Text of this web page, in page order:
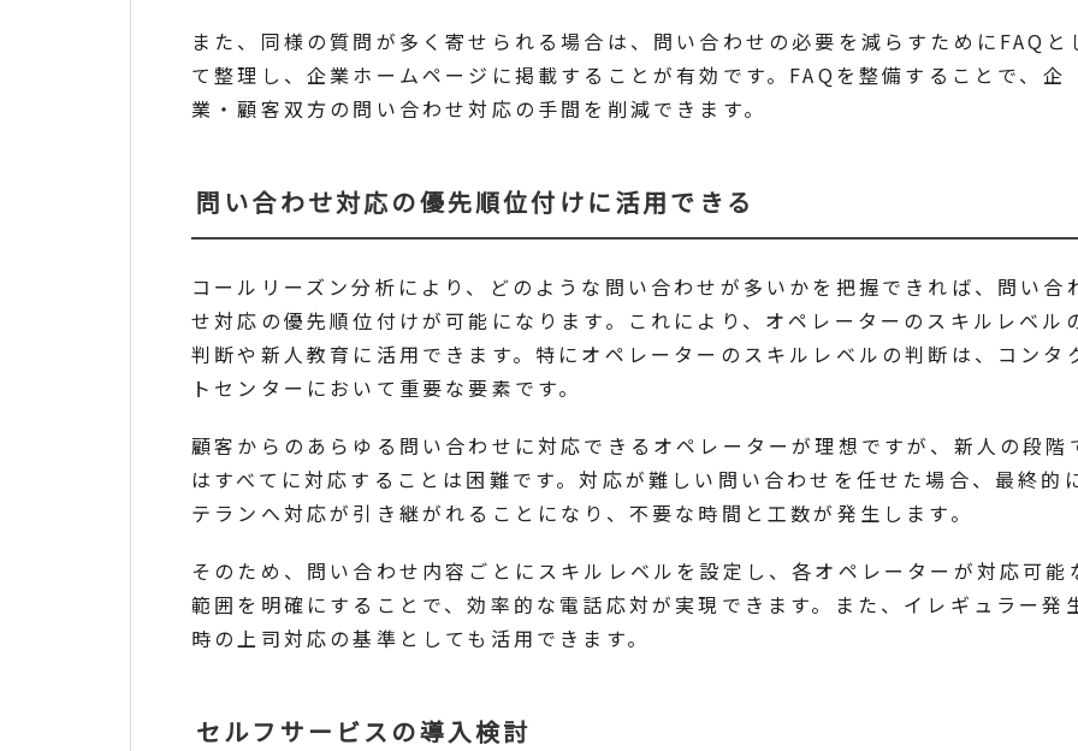
また、同様の質問が多く寄せられる場合は、問い合わせの必要を減らすためにFAQと
て整理し、企業ホームページに掲載することが有効です。FAQを整備することで、企
業・顧客双方の問い合わせ対応の手間を削減できます。
問い合わせ対応の優先順位付けに活用できる
コールリーズン分析により、どのような問い合わせが多いかを把握できれば、問い合
せ対応の優先順位付けが可能になります。これにより、オペレーターのスキルレベル
判断や新人教育に活用できます。特にオペレーターのスキルレベルの判断は、コンタ
トセンターにおいて重要な要素です。
顧客からのあらゆる問い合わせに対応できるオペレーターが理想ですが、新人の段階
はすべてに対応することは困難です。対応が難しい問い合わせを任せた場合、最終的
テランへ対応が引き継がれることになり、不要な時間と工数が発生します。
そのため、問い合わせ内容ごとにスキルレベルを設定し、各オペレーターが対応可能
範囲を明確にすることで、効率的な電話応対が実現できます。また、イレギュラー発
時の上司対応の基準としても活用できます。
セルフサービスの導入検討